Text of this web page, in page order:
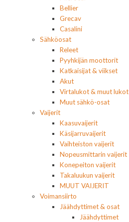
Bellier
Grecav
Casalini
Sähköosat
Releet
Pyyhkijän moottorit
Katkaisijat & viikset
Akut
Virtalukot & muut lukot
Muut sähkö-osat
Vaijerit
Kaasuvaijerit
Käsijarruvaijerit
Vaihteiston vaijerit
Nopeusmittarin vaijerit
Konepeiton vaijerit
Takaluukun vaijerit
MUUT VAIJERIT
Voimansiirto
Jäähdyttimet & osat
Jäähdyttimet